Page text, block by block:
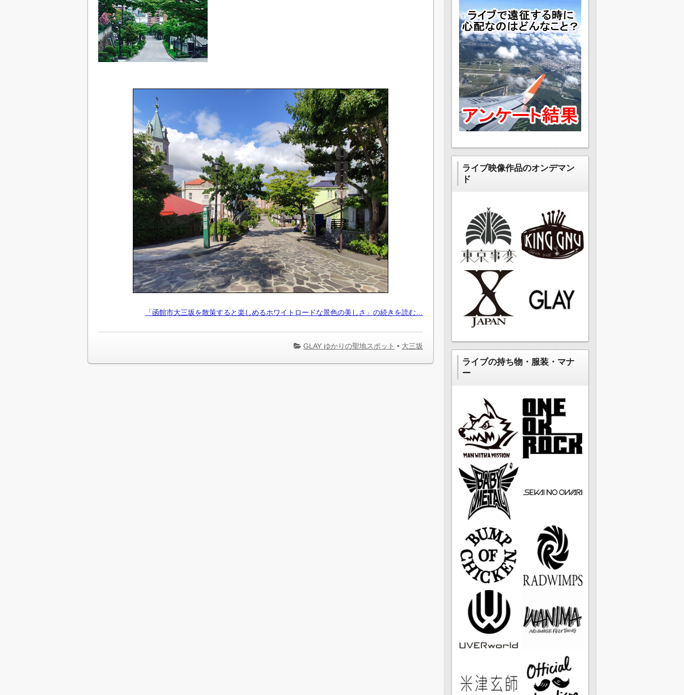
「函館市大三坂を散策すると楽しめるホワイトロードな景色の美しさ」の続きを読む…
GLAY ゆかりの聖地スポット • 大三坂
ライブ映像作品のオンデマン
ド
ライブの持ち物・服装・マナ
ー